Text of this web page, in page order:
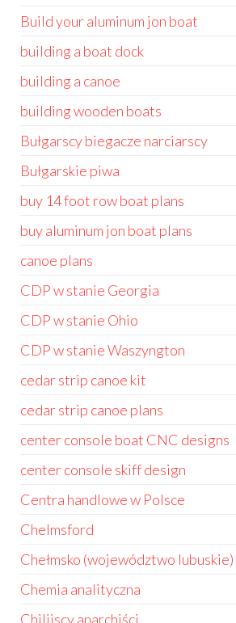
Build your aluminum jon boat
building a boat dock
building a canoe
building wooden boats
Bułgarscy biegacze narciarscy
Bułgarskie piwa
buy 14 foot row boat plans
buy aluminum jon boat plans
canoe plans
CDP w stanie Georgia
CDP w stanie Ohio
CDP w stanie Waszyngton
cedar strip canoe kit
cedar strip canoe plans
center console boat CNC designs
center console skiff design
Centra handlowe w Polsce
Chelmsford
Chełmsko (województwo lubuskie)
Chemia analityczna
Chilijscy anarchiści